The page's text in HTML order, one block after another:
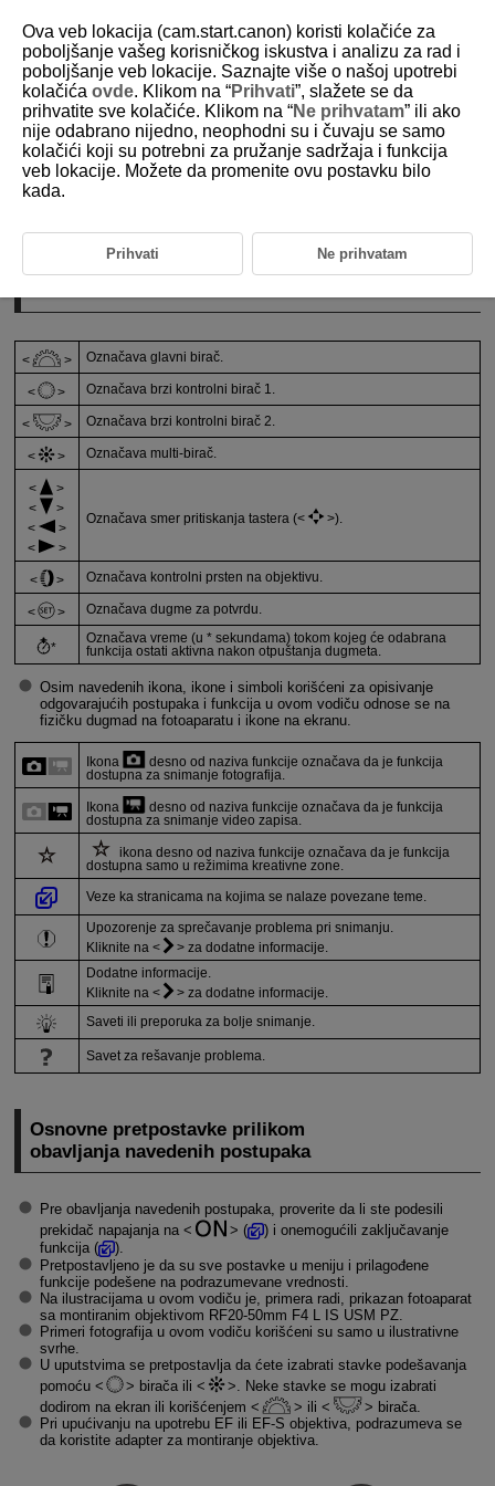
D388-008
O ovom vodiču
Ikone u ovom vodiču
Osnovne pretpostavke prilikom obavljanja navedenih postupaka
Označava glavni birač.
Označava brzi kontrolni birač 1.
Označava brzi kontrolni birač 2.
Označava multi-birač.
Označava smer pritiskanja tastera ( ).
Označava kontrolni prsten na objektivu.
Označava dugme za potvrdu.
*
Označava vreme (u * sekundama) tokom kojeg će odabrana
funkcija ostati aktivna nakon otpuštanja dugmeta.
Osim navedenih ikona, ikone i simboli korišćeni za opisivanje
odgovarajućih postupaka i funkcija u ovom vodiču odnose se na
fizičku dugmad na fotoaparatu i ikone na ekranu.
Ikona
desno od naziva funkcije označava da je funkcija
dostupna za snimanje fotografija.
Ikona
desno od naziva funkcije označava da je funkcija
dostupna za snimanje video zapisa.
ikona desno od naziva funkcije označava da je funkcija
dostupna samo u režimima kreativne zone.
Veze ka stranicama na kojima se nalaze povezane teme.
Upozorenje za sprečavanje problema pri snimanju.
Kliknite na
za dodatne informacije.
Dodatne informacije.
Kliknite na
za dodatne informacije.
Saveti ili preporuka za bolje snimanje.
Savet za rešavanje problema.
Osnovne pretpostavke prilikom
obavljanja navedenih postupaka
Pre obavljanja navedenih postupaka, proverite da li ste podesili
prekidač napajanja na
(
) i onemogućili zaključavanje
funkcija (
).
Pretpostavljeno je da su sve postavke u meniju i prilagođene
funkcije podešene na podrazumevane vrednosti.
Na ilustracijama u ovom vodiču je, primera radi, prikazan fotoaparat
sa montiranim objektivom RF20-50mm F4 L IS USM PZ.
Primeri fotografija u ovom vodiču korišćeni su samo u ilustrativne
svrhe.
U uputstvima se pretpostavlja da ćete izabrati stavke podešavanja
pomoću
birača ili
. Neke stavke se mogu izabrati
dodirom na ekran ili korišćenjem
ili
birača.
Pri upućivanju na upotrebu EF ili EF-S objektiva, podrazumeva se
da koristite adapter za montiranje objektiva.
Ova veb lokacija (cam.start.canon) koristi kolačiće za
poboljšanje vašeg korisničkog iskustva i analizu za rad i
poboljšanje veb lokacije. Saznajte više o našoj upotrebi
kolačića ovde. Klikom na “Prihvati”, slažete se da
prihvatite sve kolačiće. Klikom na “Ne prihvatam” ili ako
nije odabrano nijedno, neophodni su i čuvaju se samo
kolačići koji su potrebni za pružanje sadržaja i funkcija
veb lokacije. Možete da promenite ovu postavku bilo
kada.
Prihvati Ne prihvatam